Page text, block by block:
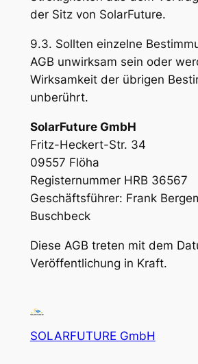
der Sitz von SolarFuture.
9.3. Sollten einzelne
AGB unwirksam sein oder
Wirksamkeit der übrigen
unberührt.
SolarFuture GmbH
Fritz-Heckert-Str. 34
09557 Flöha
Registernummer HRB 36567
Geschäftsführer: Frank
Buschbeck
Diese AGB treten mit dem
Veröffentlichung in Kraft.
SOLARFUTURE GmbH